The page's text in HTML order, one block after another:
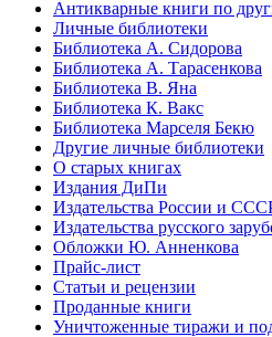
Антикварные книги по
Личные библиотеки
Библиотека А. Сидорова
Библиотека А. Тарасенкова
Библиотека В. Яна
Библиотека К. Вакс
Библиотека Марселя Бекю
Другие личные библиотеки
О старых книгах
Издания ДиПи
Издательства России и
Издательства русского
Обложки Ю. Анненкова
Прайс-лист
Статьи и рецензии
Проданные книги
Уничтоженные тиражи и